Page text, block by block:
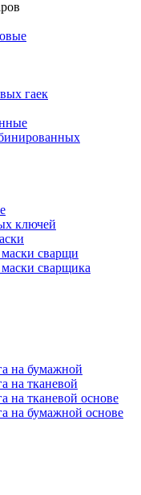
гаек
ключей
сварщи
сварщика
на бумажной
на тканевой
на тканевой основе
на бумажной основе